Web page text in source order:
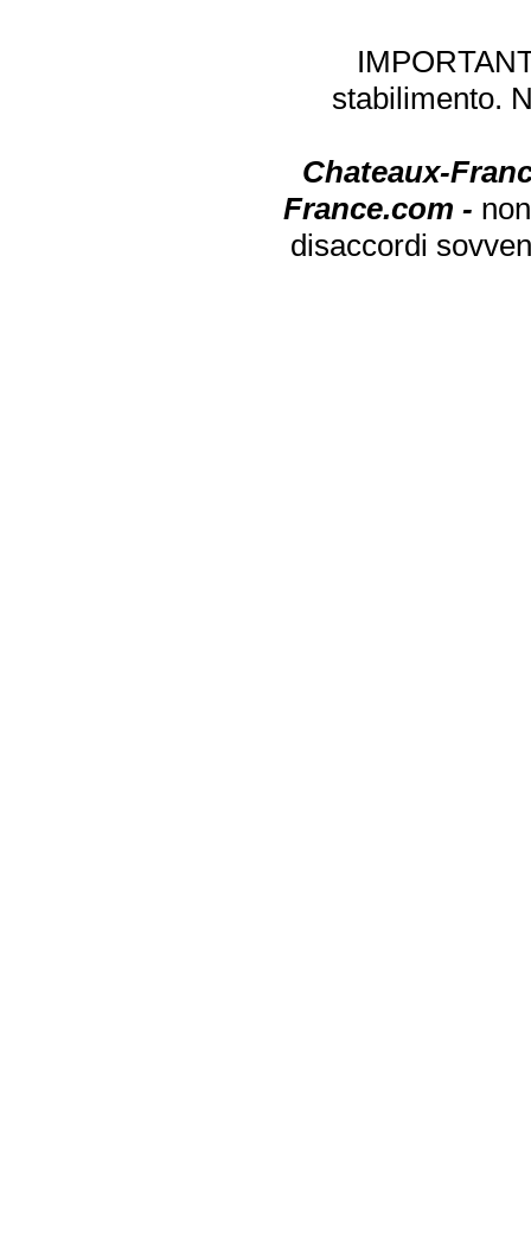
stabilimento.
Chateaux-
France.com -
disaccordi